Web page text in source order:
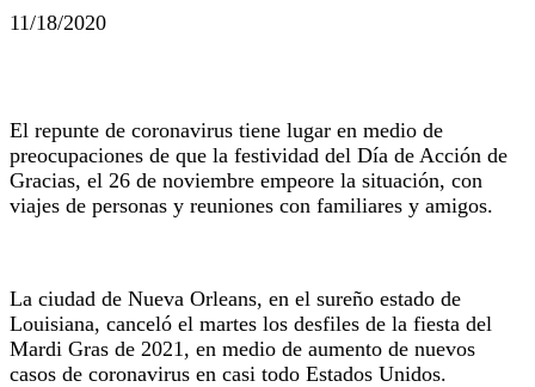
11/18/2020
El repunte de coronavirus tiene lugar en medio de
preocupaciones de que la festividad del Día de Acción de
Gracias, el 26 de noviembre empeore la situación, con
viajes de personas y reuniones con familiares y amigos.
La ciudad de Nueva Orleans, en el sureño estado de
Louisiana, canceló el martes los desfiles de la fiesta del
Mardi Gras de 2021, en medio de aumento de nuevos
casos de coronavirus en casi todo Estados Unidos.